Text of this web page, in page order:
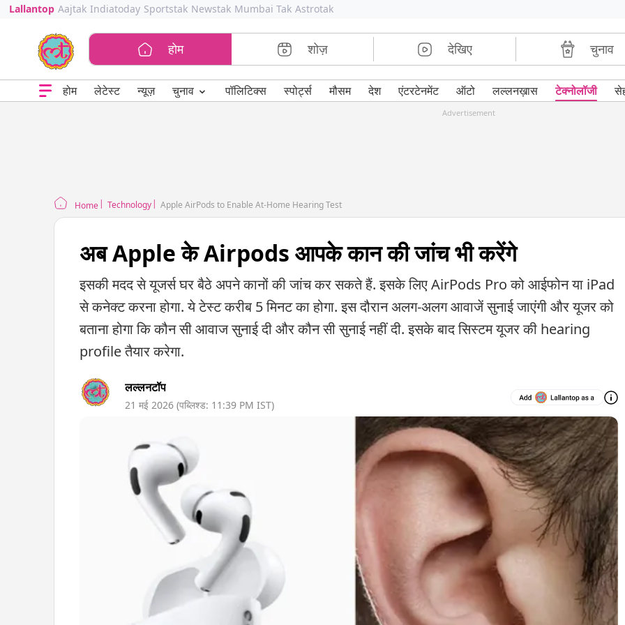
Lallantop Aajtak Indiatoday Sportstak Newstak Mumbai Tak Astrotak
होम शोज़ देखिए चुनाव
होम लेटेस्ट न्यूज़ चुनाव ⌄ पॉलिटिक्स स्पोर्ट्स मौसम देश एंटरटेनमेंट ऑटो लल्लनख़ास टेक्नोलॉजी
Advertisement
Home Technology Apple AirPods to Enable At-Home Hearing Test
अब Apple के Airpods आपके कान की जांच भी करेंगे
इसकी मदद से यूजर्स घर बैठे अपने कानों की जांच कर सकते हैं. इसके लिए AirPods Pro को आईफोन या iPad
से कनेक्ट करना होगा. ये टेस्ट करीब 5 मिनट का होगा. इस दौरान अलग-अलग आवाजें सुनाई जाएंगी और यूजर को
बताना होगा कि कौन सी आवाज सुनाई दी और कौन सी सुनाई नहीं दी. इसके बाद सिस्टम यूजर की hearing
profile तैयार करेगा.
लल्लनटॉप
21 मई 2026 (पब्लिश्ड: 11:39 PM IST)